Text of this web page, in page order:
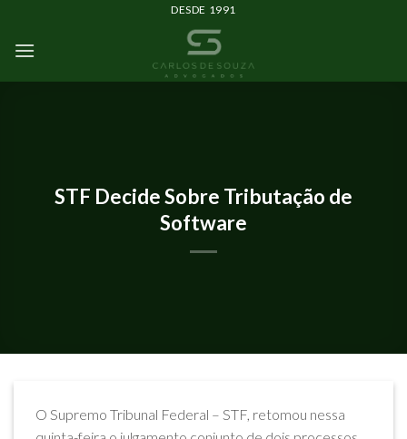
DESDE 1991
STF Decide Sobre Tributação de
Software
O Supremo Tribunal Federal – STF, retomou nessa